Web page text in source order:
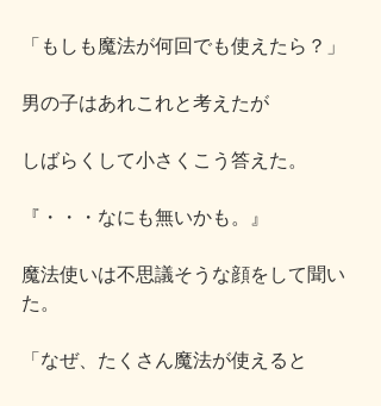
「もしも魔法が何回でも使えたら？」
男の子はあれこれと考えたが
しばらくして小さくこう答えた。
『・・・なにも無いかも。』
魔法使いは不思議そうな顔をして聞い
た。
「なぜ、たくさん魔法が使えると